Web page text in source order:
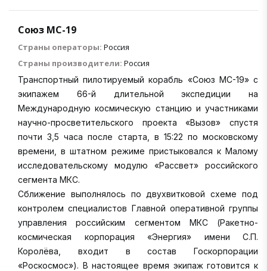
Союз МС-19
Страны операторы: Россия
Страны производители: Россия
Транспортный пилотируемый корабль «Союз МС-19» с
экипажем 66-й длительной экспедиции на
Международную космическую станцию и участниками
научно-просветительского проекта «Вызов» спустя
почти 3,5 часа после старта, в 15:22 по московскому
времени, в штатном режиме пристыковался к Малому
исследовательскому модулю «Рассвет» российского
сегмента МКС.
Сближение выполнялось по двухвитковой схеме под
контролем специалистов Главной оперативной группы
управления российским сегментом МКС (Ракетно-
космическая корпорация «Энергия» имени С.П.
Королёва, входит в состав Госкорпорации
«Роскосмос»). В настоящее время экипаж готовится к